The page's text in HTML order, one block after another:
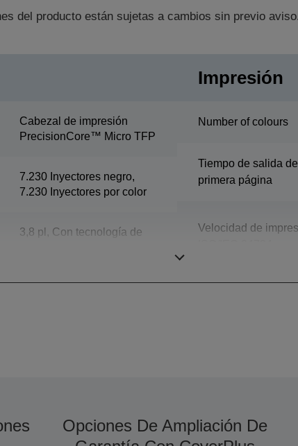
del producto están sujetas a cambios sin previo aviso.
Cabezal de impresión
PrecisionCore™ Micro TFP
7.230 Inyectores negro,
7.230 Inyectores por color
3,8 pl, Con tecnología de
Impresión
Number of colours
Tiempo de salida de
primera página
Velocidad de
Opciones De Ampliación De